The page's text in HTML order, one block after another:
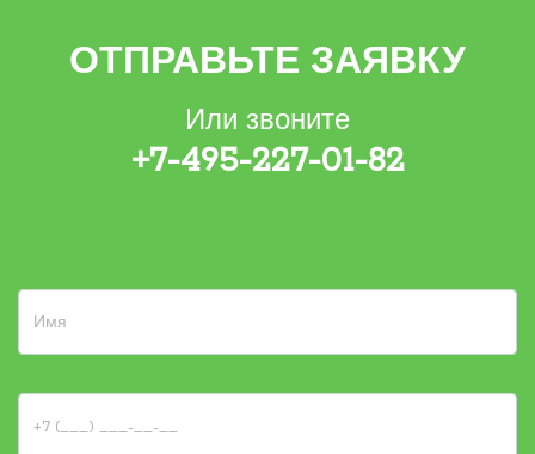
ОТПРАВЬТЕ ЗАЯВКУ
Или звоните
+7-495-227-01-82